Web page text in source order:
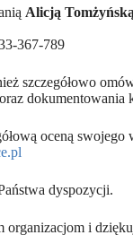
Alicją Tomżyńską
367-789
szczegółowo
dokumentowania
oceną
dyspozycji.
i